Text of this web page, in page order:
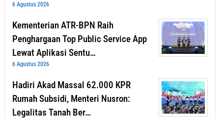
6 Agustus 2026
Kementerian ATR-BPN Raih
Penghargaan Top Public Service App
Lewat Aplikasi Sentu…
6 Agustus 2026
Hadiri Akad Massal 62.000 KPR
Rumah Subsidi, Menteri Nusron:
Legalitas Tanah Ber…